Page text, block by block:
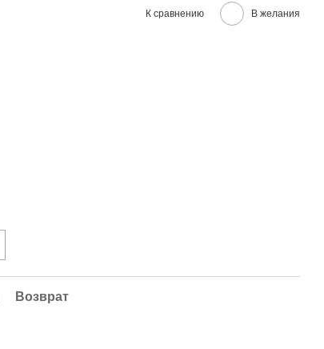
К сравнению В желания
Возврат